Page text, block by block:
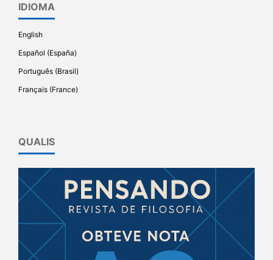
IDIOMA
English
Español (España)
Português (Brasil)
Français (France)
QUALIS